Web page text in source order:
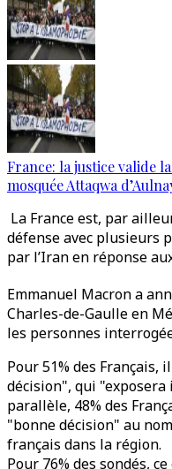
France: la justice valide
mosquée Attaqwa
La France est, par
défense avec plusieurs
par l’Iran en réponse
Emmanuel Macron a
Charles-de-Gaulle en
les personnes
Pour 51% des Français,
décision", qui "exposera
parallèle, 48% des
"bonne décision" au
français dans la région.
Pour 76% des sondés,